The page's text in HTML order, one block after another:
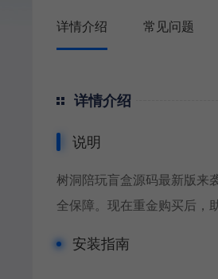
详情介绍 常见问题
详情介绍
说明
树洞陪玩盲盒源码最新版来
全保障。现在重金购买后，
安装指南